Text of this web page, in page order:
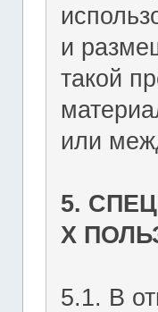
и
такой
или
5.
Х
5.1. В